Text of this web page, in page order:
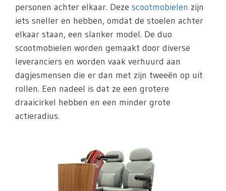
personen achter elkaar. Deze scootmobielen zijn
iets sneller en hebben, omdat de stoelen achter
elkaar staan, een slanker model. De duo
scootmobielen worden gemaakt door diverse
leveranciers en worden vaak verhuurd aan
dagjesmensen die er dan met zijn tweeën op uit
rollen. Een nadeel is dat ze een grotere
draaicirkel hebben en een minder grote
actieradius.